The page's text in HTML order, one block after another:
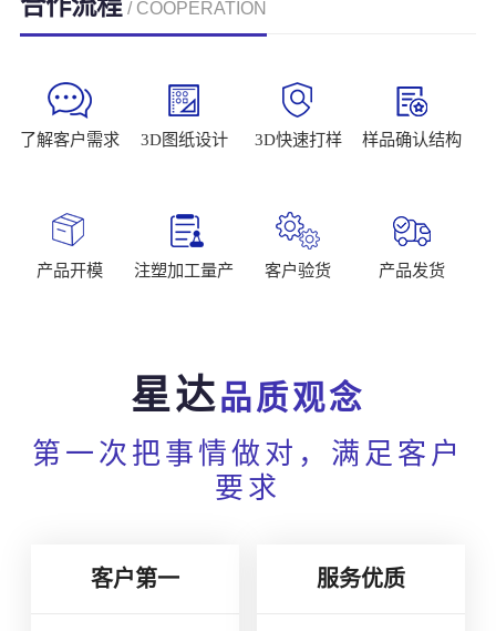
合作流程 / COOPERATION
了解客户需求 3D图纸设计 3D快速打样 样品确认结构
产品开模 注塑加工量产 客户验货 产品发货
星达品质观念
第一次把事情做对，满足客户
要求
客户第一 服务优质